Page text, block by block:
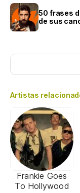
50 frases
de sus
Artistas
Frankie Goes
To Hollywood